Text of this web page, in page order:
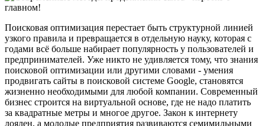
Поисковая оптимизация перестает быть структурной линией
узкого правила и превращается в отдельную науку, которая с
годами всё больше набирает популярность у пользователей и
предпринимателей. Уже никто не удивляется тому, что знания
поисковой оптимизации или другими словами - умения
продвигать сайты в поисковой системе Google, становятся
жизненно необходимыми для любой компании. Современный
бизнес строится на виртуальной основе, где не надо платить
за квадратные метры и многое другое. Закон к интернету
лоялен, а молодые предприятия развиваются семимильными